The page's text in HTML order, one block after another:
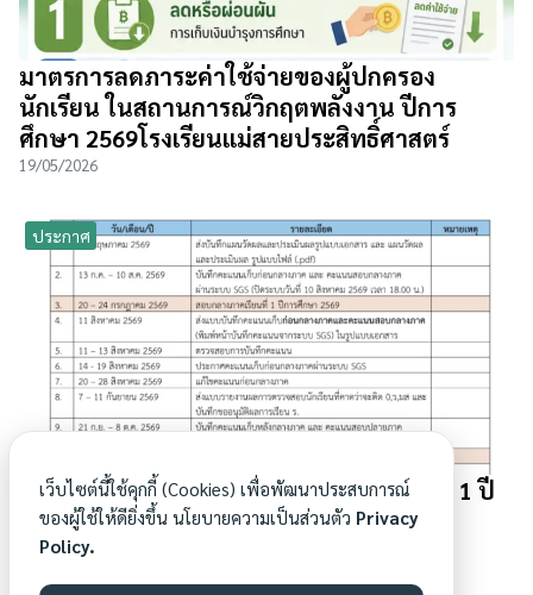
มาตรการลดภาระค่าใช้จ่ายของผู้ปกครอง
นักเรียน ในสถานการณ์วิกฤตพลังงาน ปีการ
ศึกษา 2569โรงเรียนแม่สายประสิทธิ์ศาสตร์
19/05/2026
ประกาศ
ปฏิทินงานวัดผลและประเมินผล ภาคเรียนที่ 1 ปี
การศึกษา 2569
13/05/2026
เว็บไซต์นี้ใช้คุกกี้ (Cookies) เพื่อพัฒนาประสบการณ์
ของผู้ใช้ให้ดียิ่งขึ้น นโยบายความเป็นส่วนตัว Privacy
Policy.